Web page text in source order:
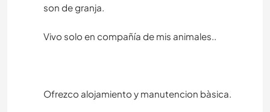
son de granja.
Vivo solo en compañía de mis animales..
Ofrezco alojamiento y manutencion bàsica.